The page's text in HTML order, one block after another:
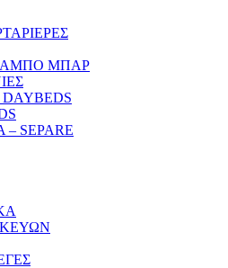
ΜΠΑΡ
SEPARE